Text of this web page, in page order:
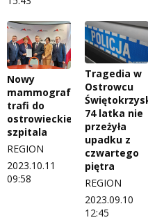
Nowy
mammograf
trafi do
ostrowieckiego
szpitala
REGION
2023.10.11
09:58
Tragedia w
Ostrowcu
74 latka nie
przeżyła
upadku z
czwartego
piętra
REGION
2023.09.10
12:45